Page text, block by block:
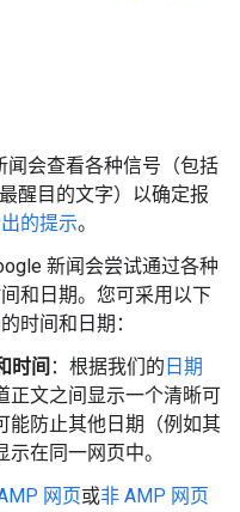
闻会查看各种信号（包括
醒目的文字）以确定报
的提示。
新闻会尝试通过各种
和日期。您可采用以下
时间和日期：
时间 ：根据我们的 日期
正文之间显示一个清晰可
能防止其他日期（例如其
在同一网页中。
网页或非 AMP 网页